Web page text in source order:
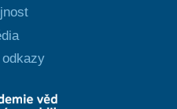
odkazy